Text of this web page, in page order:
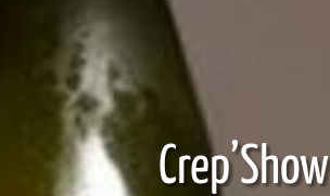
Crep’Show